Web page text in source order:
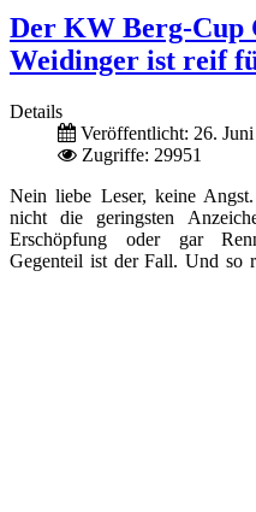
Der KW Berg-Cup
Weidinger ist reif
Details
Veröffentlicht: 26.
Zugriffe: 29951
Nein liebe Leser, keine
nicht die geringsten
Erschöpfung oder gar
Gegenteil ist der Fall. Und so